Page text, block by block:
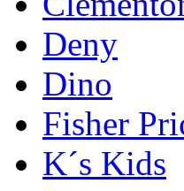
Deny
Dino
Fisher
K´s Kids